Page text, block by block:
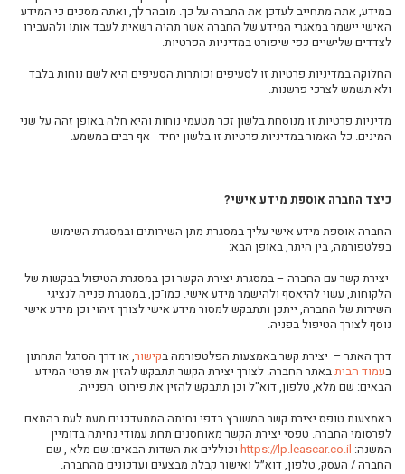
במידע, אתה מתחייב לעדכן את החברה על כך. מובהר לך, ואתה מסכים כי המידע
האישי יישמר במאגרי המידע של החברה אשר תהיה רשאית לעבד אותו ולהעבירו
לצדדים שלישיים כפי שיפורט במדיניות הפרטיות.
החלוקה במדיניות פרטיות זו לסעיפים וכותרות הסעיפים היא לשם נוחות בלבד
ולא תשמש לצרכי פרשנות.
מדיניות פרטיות זו מנוסחת בלשון זכר מטעמי נוחות והיא חלה באופן זהה על שני
המינים. כל האמור במדיניות פרטיות זו בלשון יחיד - אף רבים במשמע.
כיצד החברה אוספת מידע אישי?
החברה אוספת מידע אישי עליך במסגרת מתן השירותים ובמסגרת השימוש
בפלטפורמה, בין היתר, באופן הבא:
יצירת קשר עם החברה –במסגרת יצירת הקשר וכן במסגרת הטיפול בבקשות של
הלקוחות, עשוי להיאסף ולהישמר מידע אישי. כמו־כן, במסגרת פנייה לנציגי
השירות של החברה, ייתכן ותתבקש למסור מידע אישי לצורך זיהוי וכן מידע אישי
נוסף לצורך הטיפול בפניה.
דרך האתר – יצירת קשר באמצעות הפלטפורמהבקישור, או דרך הסרגל התחתון
בעמוד הביתבאתר החברה. לצורך יצירת הקשר תתבקש להזין את פרטי המידע
הבאים: שם מלא, טלפון, דוא"ל וכן תתבקש להזין את פירוט הפנייה.
באמצעות טופס יצירת קשר המשובץ בדפי נחיתה המתעדכנים מעת לעת בהתאם
לפרסומי החברה. טפסי יצירת הקשר מאוחסנים תחת עמודי נחיתה בדומיין
המשנה: https://lp.leascar.co.il וכוללים את השדות הבאים: שם מלא , שם
החברה / העסק, טלפון,דוא״ל ואישור קבלת מבצעים ועדכונים מהחברה.